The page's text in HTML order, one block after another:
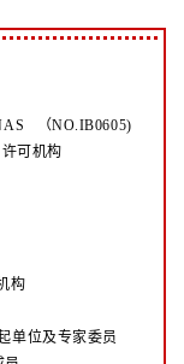
（NO.IB0605)
可机构
构
单位及专家委员